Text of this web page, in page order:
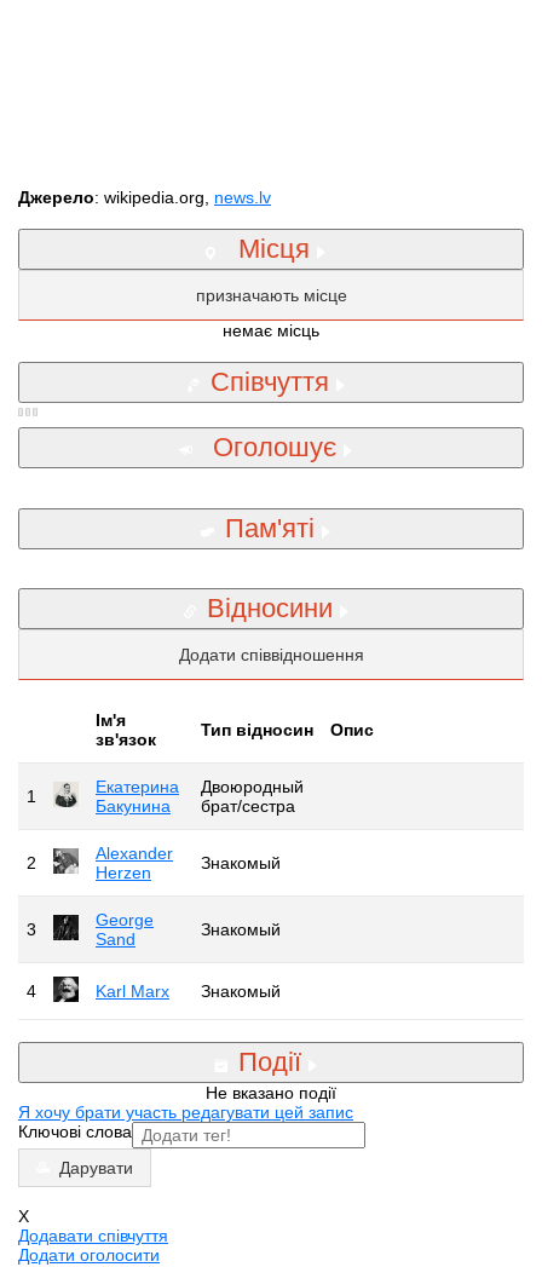
Джерело: wikipedia.org, news.lv
Місця
призначають місце
немає місць
Співчуття
Оголошує
Пам'яті
Відносини
Додати співвідношення
Iм'я
зв'язок
Тип відносин Опис
1
Екатерина
Бакунина
Двоюродный
брат/сестра
2
Alexander
Herzen
Знакомый
3
George
Sand
Знакомый
4 Karl Marx Знакомый
Події
Не вказано події
Я хочу брати участь редагувати цей запис
Ключові слова
Дарувати
X
Додавати співчуття
Додати оголосити